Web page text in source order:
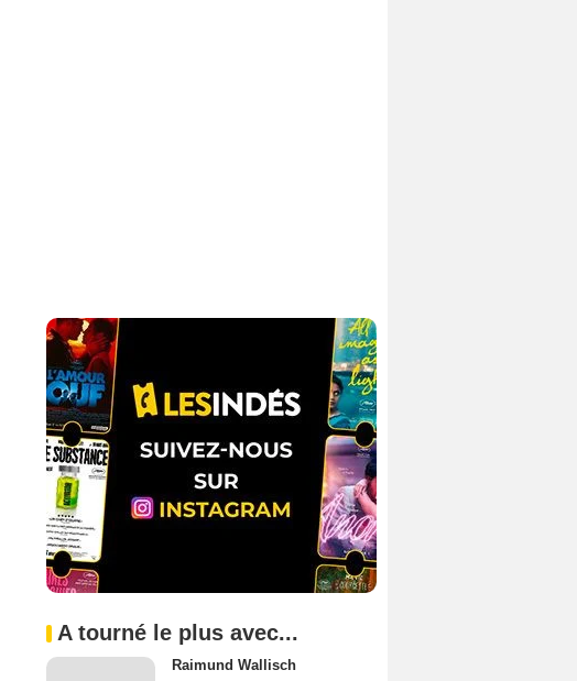
A tourné le plus avec...
Raimund Wallisch